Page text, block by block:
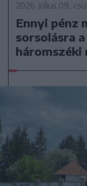
2026. július 09.,
Ennyi pénz
sorsolásra
háromszéki